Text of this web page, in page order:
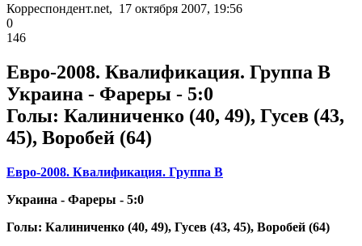
Корреспондент.net, 17 октября 2007, 19:56
0
146
Евро-2008. Квалификация. Группа B
Украина - Фареры - 5:0
Голы: Калиниченко (40, 49), Гусев (43,
45), Воробей (64)
Евро-2008. Квалификация. Группа B
Украина - Фареры - 5:0
Голы: Калиниченко (40, 49), Гусев (43, 45), Воробей (64)